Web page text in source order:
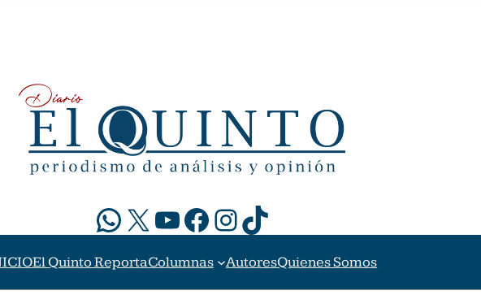
WhatsApp
X YouTube
Facebook
Instagram
TikTok
El Quinto ReportaColumnas AutoresQuienes Somos